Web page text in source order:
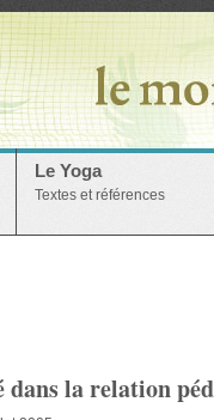
Le Yoga
Textes et références
la relation